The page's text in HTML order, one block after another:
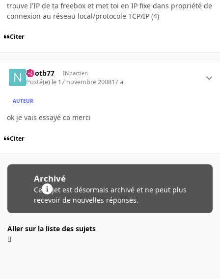
trouve l'IP de ta freebox et met toi en IP fixe dans propriété de
connexion au réseau local/protocole TCP/IP (4)
Citer
ndotb77 INpactien
Posté(e) le 17 novembre 200817 a
AUTEUR
ok je vais essayé ca merci
Citer
Archivé
Ce sujet est désormais archivé et ne peut plus
recevoir de nouvelles réponses.
Aller sur la liste des sujets